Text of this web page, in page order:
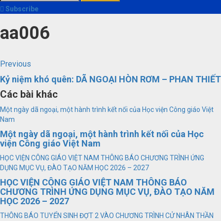
kiếm
cho:Subscribe
aa006
Continue
Reading
Previous
post:
Kỷ niệm khó quên: DÃ NGOẠI HÒN RƠM – PHAN THIẾT
Các bài khác
Một ngày dã ngoại, một hành trình kết nối của Học viện Công giáo Việt
Nam
Một ngày dã ngoại, một hành trình kết nối của Học
viện Công giáo Việt Nam
HỌC VIỆN CÔNG GIÁO VIỆT NAM THÔNG BÁO CHƯƠNG TRÌNH ỨNG
DỤNG MỤC VỤ, ĐÀO TẠO NĂM HỌC 2026 – 2027
HỌC VIỆN CÔNG GIÁO VIỆT NAM THÔNG BÁO
CHƯƠNG TRÌNH ỨNG DỤNG MỤC VỤ, ĐÀO TẠO NĂM
HỌC 2026 – 2027
THÔNG BÁO TUYỂN SINH ĐỢT 2 VÀO CHƯƠNG TRÌNH CỬ NHÂN THẦN